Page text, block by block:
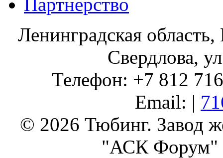
Ленинградская
Свердлова,
Телефон: +7 812
Email: |
© 2026 Тюбинг. Завод
"АСК Форум"